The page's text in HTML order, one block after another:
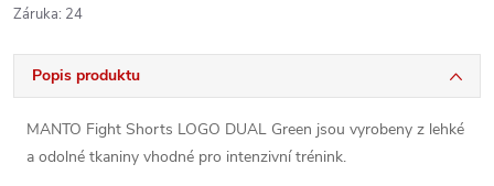
Záruka: 24
Popis produktu
MANTO Fight Shorts LOGO DUAL Green jsou vyrobeny z lehké
a odolné tkaniny vhodné pro intenzivní trénink.